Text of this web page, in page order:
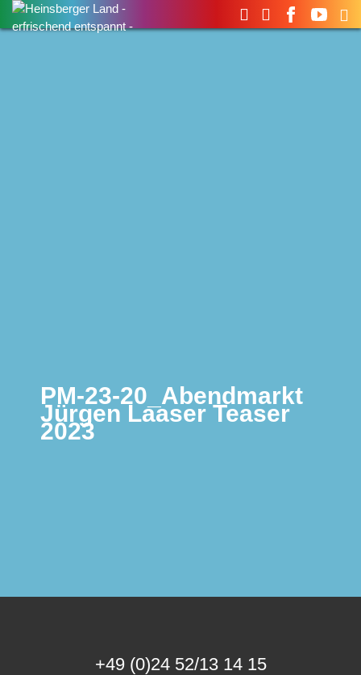
Suchen
nach:
PM-23-20_Abendmarkt
Jürgen Laaser Teaser
2023
+49 (0)24 52/13 14 15